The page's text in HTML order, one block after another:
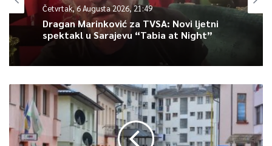
Četvrtak, 6 Augusta 2026, 21:49
Dragan Marinković za TVSA: Novi ljetni
spektakl u Sarajevu “Tabia at Night”